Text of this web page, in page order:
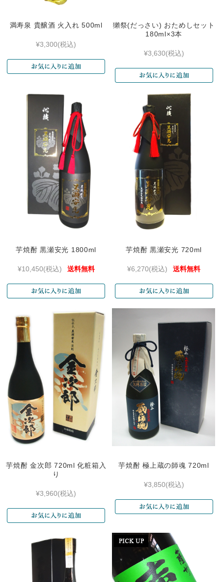
満寿泉 貴醸酒 火入れ 500ml
¥3,300(税込)
獺祭(だっさい) おためしセット
180ml×3本
¥3,630(税込)
芋焼酎 黒瀬安光 1800ml
¥10,450(税込) 送料無料
芋焼酎 黒瀬安光 720ml
¥6,270(税込) 送料無料
芋焼酎 金次郎 720ml 化粧箱入
り
¥3,960(税込)
芋焼酎 極上蔵の師魂 720ml
¥3,850(税込)